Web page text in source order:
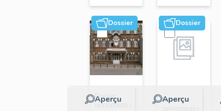
Dossier
Aperçu
Dossier
IA93000669 |
Dossier
Aperçu
Dossier